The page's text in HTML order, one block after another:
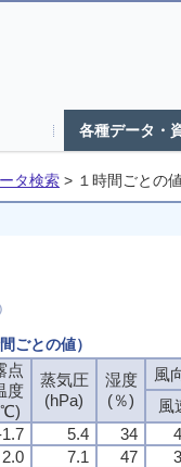
各種データ・
タ検索 > １時間ごとの
との値）
点
度
蒸気圧
(hPa)
湿度
(％)
風
風
5.4 34
2.0 7.1 47